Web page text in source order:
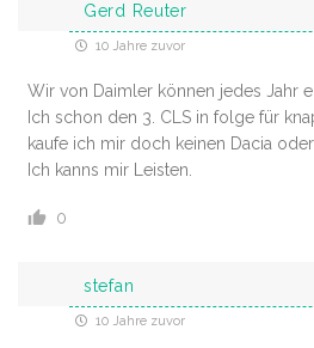
Gerd Reuter
10 Jahre zuvor
Wir von Daimler können jedes Jahr
Ich schon den 3. CLS in folge für
kaufe ich mir doch keinen Dacia oder
Ich kanns mir Leisten.
0
stefan
10 Jahre zuvor